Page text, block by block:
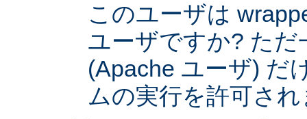
このユーザは
ユーザですか? ただ
(Apache ユーザ) だ
ムの実行を許可さ